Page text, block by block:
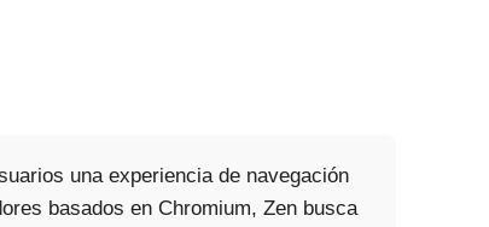
una experiencia de navegación
basados en Chromium, Zen busca